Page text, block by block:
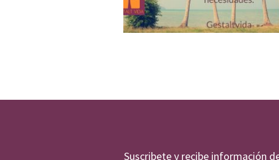
Suscribete y recibe información